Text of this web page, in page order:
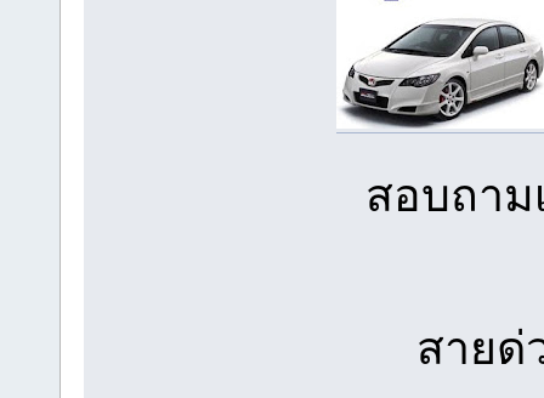
สอบถาม
สายด่